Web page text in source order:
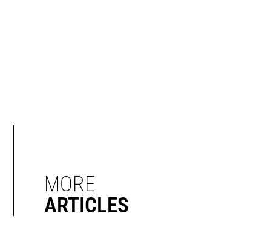
MORE
ARTICLES